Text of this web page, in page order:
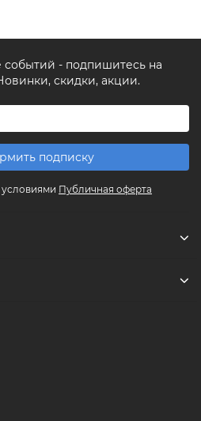
событий - подпишитесь на
скидки, акции.
подписку
Публичная оферта
за минуту